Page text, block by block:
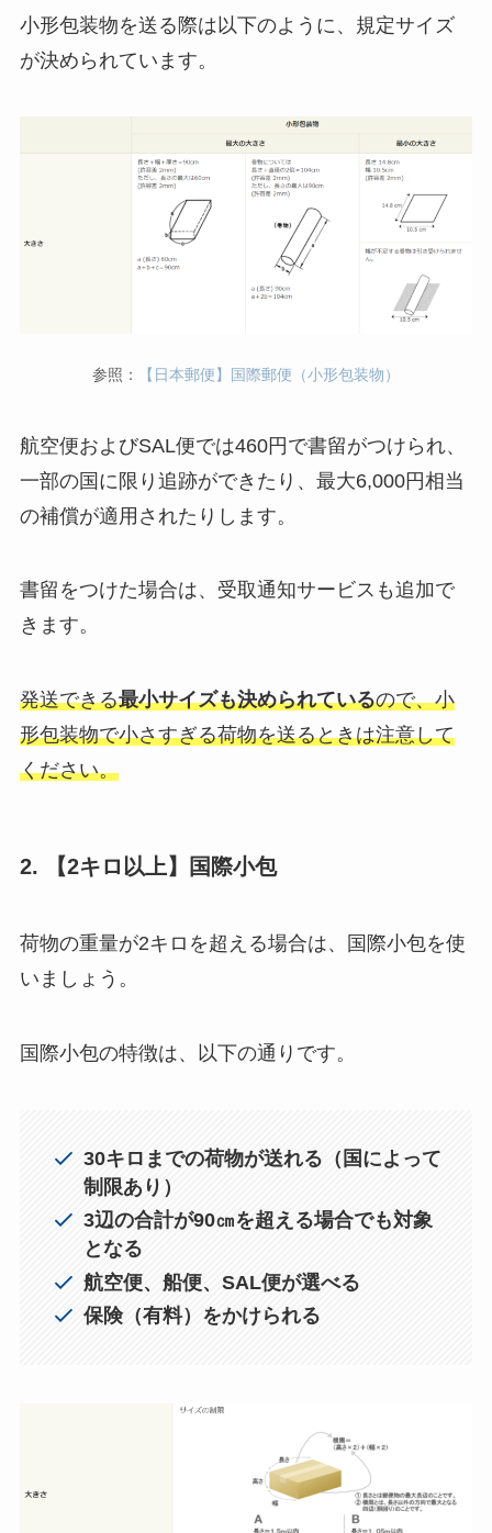
小形包装物を送る際は以下のように、規定サイズ
が決められています。
参照： 【日本郵便】国際郵便（小形包装物）
航空便およびSAL便では460円で書留がつけられ、
一部の国に限り追跡ができたり、最大6,000円相当
の補償が適用されたりします。
書留をつけた場合は、受取通知サービスも追加で
きます。
発送できる最小サイズも決められているので、小
形包装物で小さすぎる荷物を送るときは注意して
ください。
2. 【2キロ以上】国際小包
荷物の重量が2キロを超える場合は、国際小包を使
いましょう。
国際小包の特徴は、以下の通りです。
30キロまでの荷物が送れる（国によって
制限あり）
3辺の合計が90㎝を超える場合でも対象
となる
航空便、船便、SAL便が選べる
保険（有料）をかけられる